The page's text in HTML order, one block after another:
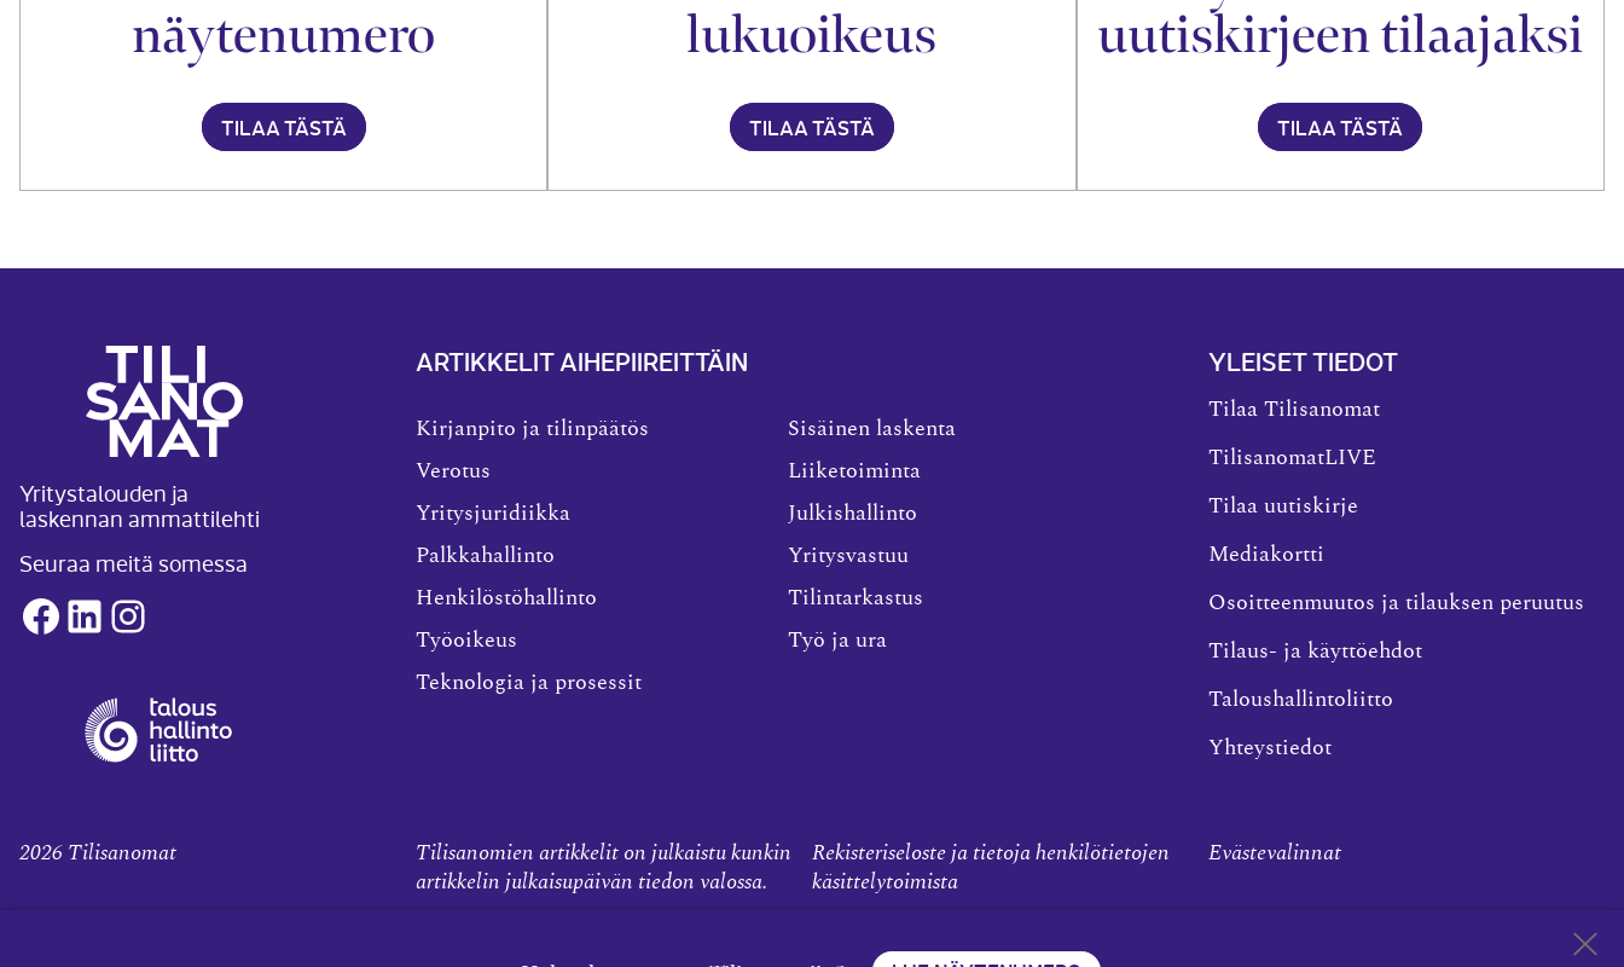
näytenumero
TILAA TÄSTÄ
lukuoikeus
TILAA TÄSTÄ
uutiskirjeen tilaajaksi
TILAA TÄSTÄ
Yritystalouden ja
laskennan ammattilehti
Seuraa meitä somessa
Facebook
LinkedInInstagram
ARTIKKELIT AIHEPIIREITTÄIN
Kirjanpito ja tilinpäätös
Verotus
Yritysjuridiikka
Palkkahallinto
Henkilöstöhallinto
Työoikeus
Teknologia ja prosessit
Sisäinen laskenta
Liiketoiminta
Julkishallinto
Yritysvastuu
Tilintarkastus
Työ ja ura
YLEISET TIEDOT
Tilaa Tilisanomat
TilisanomatLIVE
Tilaa uutiskirje
Mediakortti
Osoitteenmuutos ja tilauksen peruutus
Tilaus- ja käyttöehdot
Taloushallintoliitto
Yhteystiedot
2026 Tilisanomat
Tilisanomien artikkelit on julkaistu kunkin
artikkelin julkaisupäivän tiedon valossa.
Rekisteriseloste ja tietoja henkilötietojen
käsittelytoimista
Evästevalinnat
Takaisin